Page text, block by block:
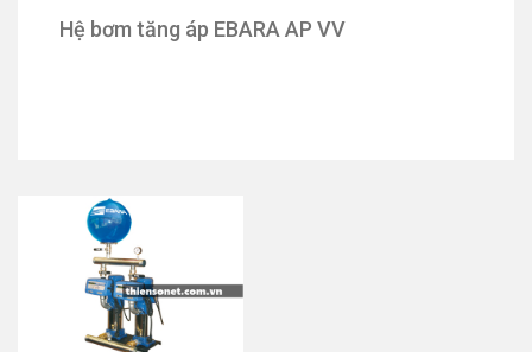
Hệ bơm tăng áp EBARA AP VV